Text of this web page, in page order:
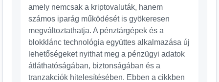
amely nemcsak a kriptovaluták, hanem
számos iparág működését is gyökeresen
megváltoztathatja. A pénztárgépek és a
blokklánc technológia együttes alkalmazása új
lehetőségeket nyithat meg a pénzügyi adatok
átláthatóságában, biztonságában és a
tranzakciók hitelesítésében. Ebben a cikkben